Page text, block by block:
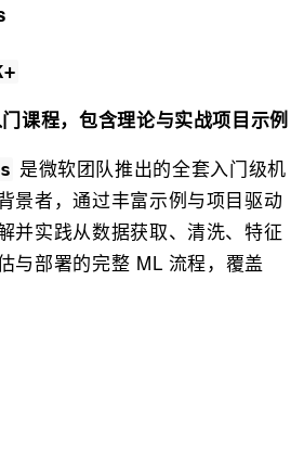
课程，包含理论与实战项目示例
是微软团队推出的全套入门级机
景者，通过丰富示例与项目驱动
并实践从数据获取、清洗、特征
与部署的完整 ML 流程，覆盖